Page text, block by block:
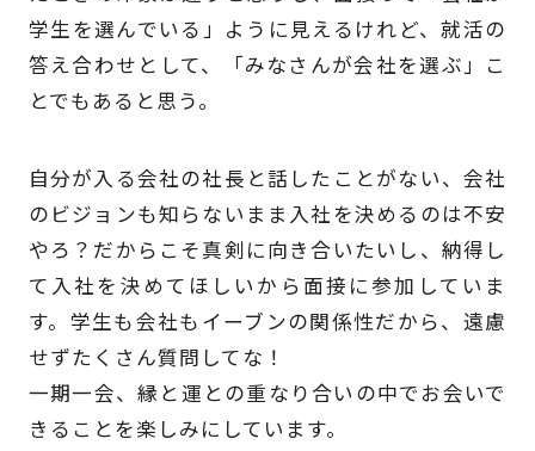
学生を選んでいる」ように見えるけれど、就活の
答え合わせとして、「みなさんが会社を選ぶ」こ
とでもあると思う。
自分が入る会社の社長と話したことがない、会社
のビジョンも知らないまま入社を決めるのは不安
やろ？だからこそ真剣に向き合いたいし、納得し
て入社を決めてほしいから面接に参加していま
す。学生も会社もイーブンの関係性だから、遠慮
せずたくさん質問してな！
一期一会、縁と運との重なり合いの中でお会いで
きることを楽しみにしています。